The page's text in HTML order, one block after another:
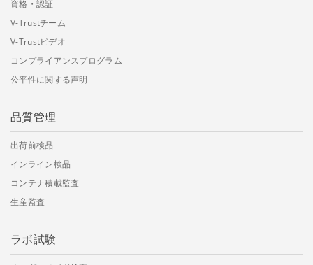
資格・認証
V-Trustチーム
V-Trustビデオ
コンプライアンスプログラム
公平性に関する声明
品質管理
出荷前検品
インライン検品
コンテナ積載監査
生産監査
ラボ試験